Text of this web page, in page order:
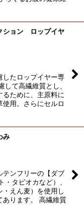
ション ロップイヤ
したロップイヤー専
して高繊維質とし、
ために、主原料に
用。さらにセルロ
み
テンフリーの【ダブ
・タピオカなど）、
えん麦）を使用し
あります。 高繊維質